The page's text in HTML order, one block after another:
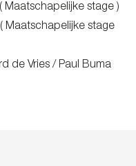
Maatschapelijke stage )
Maatschapelijke stage
de Vries / Paul Buma